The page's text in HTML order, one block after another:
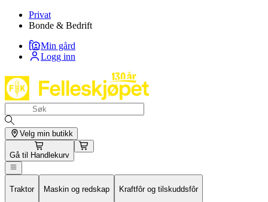
Privat
Bonde & Bedrift
Min gård
Logg inn
Velg min butikk
Gå til Handlekurv
Traktor Maskin og redskap Kraftfôr og tilskuddsfôr